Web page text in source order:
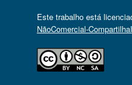
Este trabalho está
NãoComercial-